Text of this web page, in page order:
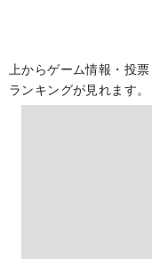
上からゲーム情報・投
ランキングが見れます。